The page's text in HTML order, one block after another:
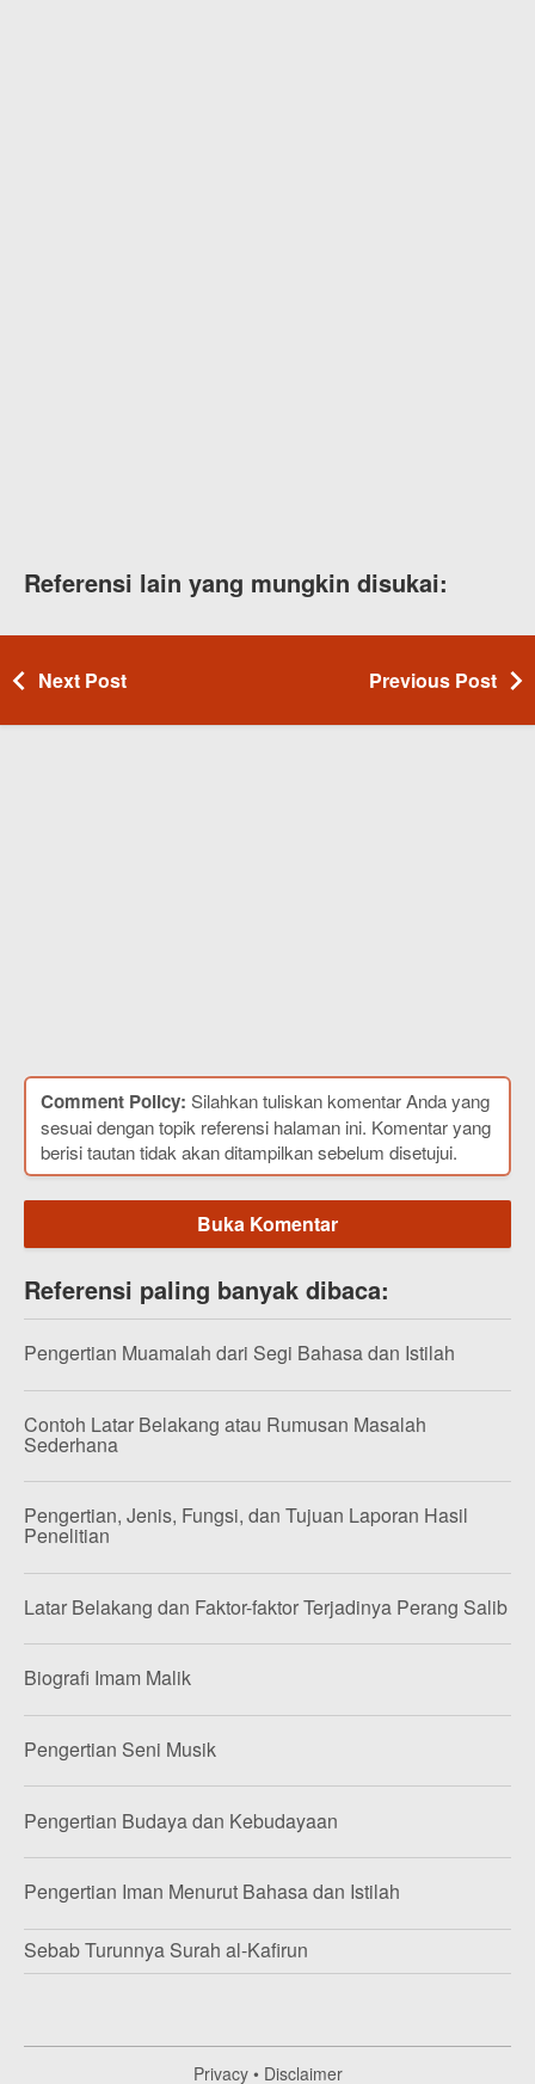
Referensi lain yang mungkin disukai:
Next Post Previous Post
Comment Policy: Silahkan tuliskan komentar Anda yang
sesuai dengan topik referensi halaman ini. Komentar yang
berisi tautan tidak akan ditampilkan sebelum disetujui.
Buka Komentar
Referensi paling banyak dibaca:
Pengertian Muamalah dari Segi Bahasa dan Istilah
Contoh Latar Belakang atau Rumusan Masalah
Sederhana
Pengertian, Jenis, Fungsi, dan Tujuan Laporan Hasil
Penelitian
Latar Belakang dan Faktor-faktor Terjadinya Perang Salib
Biografi Imam Malik
Pengertian Seni Musik
Pengertian Budaya dan Kebudayaan
Pengertian Iman Menurut Bahasa dan Istilah
Sebab Turunnya Surah al-Kafirun
Privacy• Disclaimer